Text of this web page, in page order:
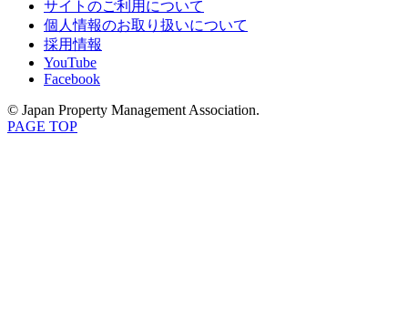
サイトのご利用について
個人情報のお取り扱いについて
採用情報
YouTube
Facebook
© Japan Property Management Association.
PAGE TOP